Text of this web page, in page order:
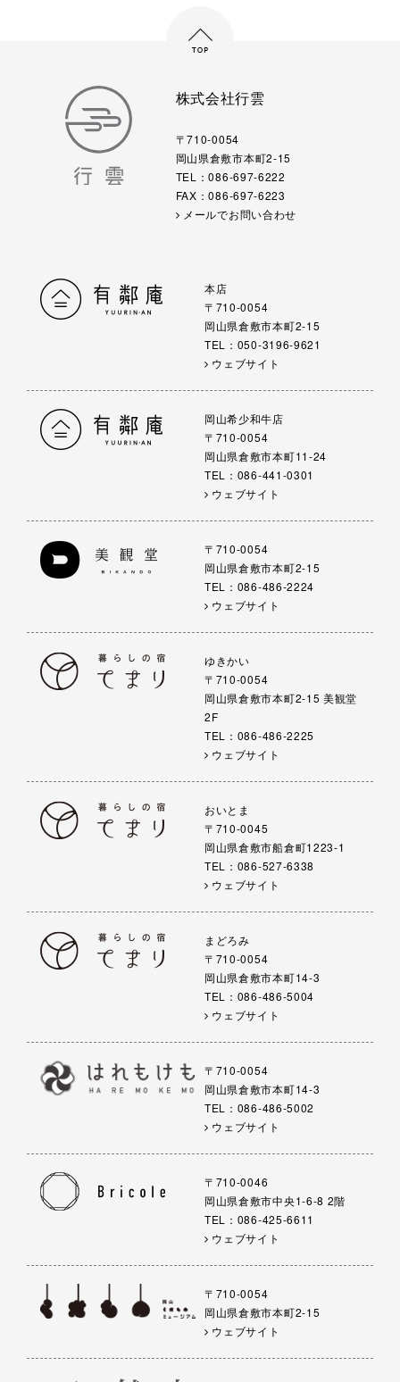
株式会社行雲
〒710-0054
岡山県倉敷市本町2-15
TEL：086-697-6222
FAX：086-697-6223
メールでお問い合わせ
本店
〒710-0054
岡山県倉敷市本町2-15
TEL：050-3196-9621
ウェブサイト
岡山希少和牛店
〒710-0054
岡山県倉敷市本町11-24
TEL：086-441-0301
ウェブサイト
〒710-0054
岡山県倉敷市本町2-15
TEL：086-486-2224
ウェブサイト
ゆきかい
〒710-0054
岡山県倉敷市本町2-15 美観堂
2F
TEL：086-486-2225
ウェブサイト
おいとま
〒710-0045
岡山県倉敷市船倉町1223-1
TEL：086-527-6338
ウェブサイト
まどろみ
〒710-0054
岡山県倉敷市本町14-3
TEL：086-486-5004
ウェブサイト
〒710-0054
岡山県倉敷市本町14-3
TEL：086-486-5002
ウェブサイト
〒710-0046
岡山県倉敷市中央1-6-8 2階
TEL：086-425-6611
ウェブサイト
〒710-0054
岡山県倉敷市本町2-15
ウェブサイト